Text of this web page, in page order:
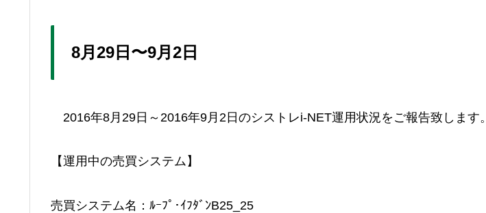
8月29日〜9月2日
2016年8月29日～2016年9月2日のシストレi-NET運用状況をご報告致します。
【運用中の売買システム】
売買システム名：ﾙｰﾌﾟ･ｲﾌﾀﾞﾝB25_25